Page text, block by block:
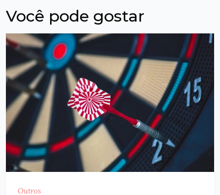
Você pode gostar
Outros